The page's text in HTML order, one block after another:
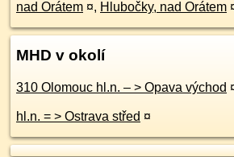
nad Orátem ¤, Hlubočky, nad Orátem
MHD v okolí
310 Olomouc hl.n. – > Opava východ
hl.n. = > Ostrava střed ¤